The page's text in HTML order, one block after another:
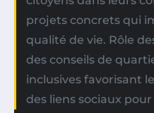
projets concrets qui
qualité de vie. Rôle
des conseils de
inclusives favorisant
des liens sociaux pour